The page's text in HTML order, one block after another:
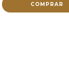
COMPRAR